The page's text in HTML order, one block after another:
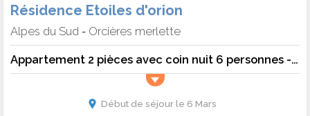
Résidence Etoiles d'orion
Alpes du Sud - Orcières merlette
Appartement 2 pièces avec coin nuit 6 personnes - vue montagne
Début de séjour le 6 Mars